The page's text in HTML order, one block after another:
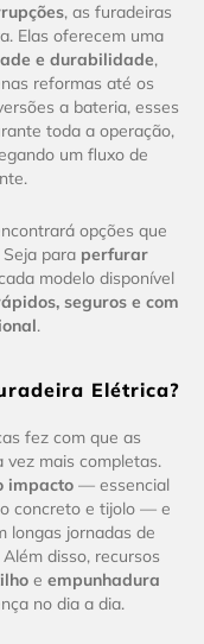
, as furadeiras
Elas oferecem uma
e durabilidade,
reformas até os
a bateria, esses
toda a operação,
um fluxo de
opções que
para perfurar
modelo disponível
seguros e com
.
Elétrica?
fez com que as
mais completas.
impacto— essencial
concreto e tijolo — e
longas jornadas de
disso, recursos
e empunhadura
no dia a dia.